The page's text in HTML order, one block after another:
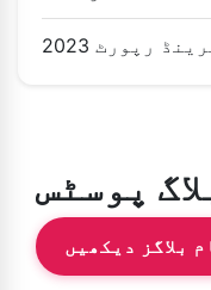
ٹرینڈ رپورٹ
پوسٹس
بلاگز دیکھیں